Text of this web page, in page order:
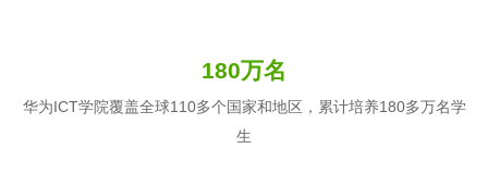
180万名
华为ICT学院覆盖全球110多个国家和地区，累计培养180多万名学
生